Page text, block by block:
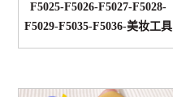
F5025-F5026-F5027-F5028-
F5029-F5035-F5036-美妆工具